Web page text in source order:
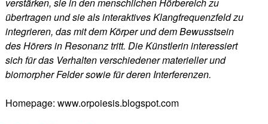
verstärken, sie in den menschlichen Hörbereich zu
übertragen und sie als interaktives Klangfrequenzfeld zu
integrieren, das mit dem Körper und dem Bewusstsein
des Hörers in Resonanz tritt. Die Künstlerin interessiert
sich für das Verhalten verschiedener materieller und
biomorpher Felder sowie für deren Interferenzen.
Homepage: www.orpoiesis.blogspot.com